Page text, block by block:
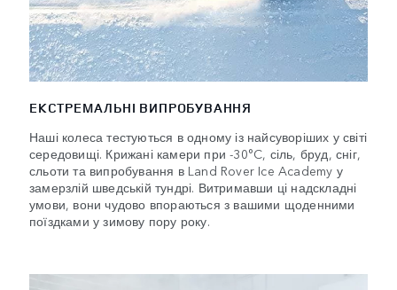
ЕКСТРEМАЛЬНІ ВИПРОБУВАННЯ
Наші колеса тестуються в одному із найсуворіших у світі
середовищі. Крижані камери при -30°C, сіль, бруд, сніг,
сльоти та випробування в Land Rover Ice Academy у
замерзлій шведській тундрі. Витримавши ці надскладні
умови, вони чудово впораються з вашими щоденними
поїздками у зимову пору року.